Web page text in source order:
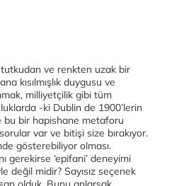
tutkudan ve renkten uzak bir
kısılmışlık duygusu ve
milliyetçilik gibi tüm
-ki Dublin de 1900’lerin
bu bir hapishane metaforu
var ve bitişi size bırakıyor.
gösterebiliyor olması.
gerekirse ‘epifani’ deneyimi
değil midir? Sayısız seçenek